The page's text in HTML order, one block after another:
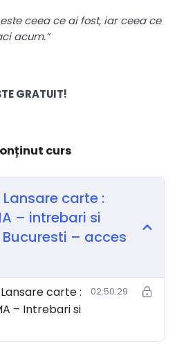
ceea ce ai fost, iar ceea ce
acum.”
GRATUIT!
curs
carte :
– intrebari si
– acces
carte :
– Intrebari si
02:50:29